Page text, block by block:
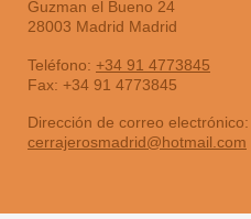
Guzman el Bueno 24
28003 Madrid Madrid
Teléfono: +34 91 4773845
Fax: +34 91 4773845
Dirección de correo electrónico:
cerrajerosmadrid@hotmail.com